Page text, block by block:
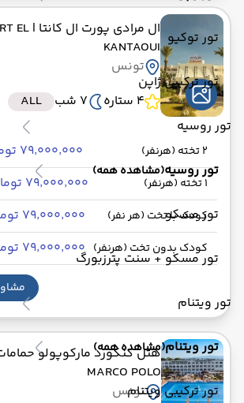
تور توکیو
تور ترکیبی ژاپن
تور روسیه
تور روسیه(مشاهده همه)
تور مسکو
تور مسکو + سنت پترزبورگ
تور ویتنام
تور ویتنام(مشاهده همه)
تور ترکیبی ویتنام
ال مرادی پورت ال کانتا EL
KANTAOUI
تونس
4 ستاره
7 شب ALL
2 تخته (هرنفر) ۷۹٬۰۰۰٬۰۰۰ تومان + ۹۹۵ دلار
1 تخته (هرنفر) ۷۹٬۰۰۰٬۰۰۰ تومان + ۱٬۲۹۰ دلار
کودک با تخت (هر نفر) ۷۹٬۰۰۰٬۰۰۰ تومان + ۵۷۰ دلار
کودک بدون تخت (هرنفر) ۷۹٬۰۰۰٬۰۰۰ تومان + ۳۷۰ دلار
هتل کنکورد مارکوپولو
MARCO POLO
تونس